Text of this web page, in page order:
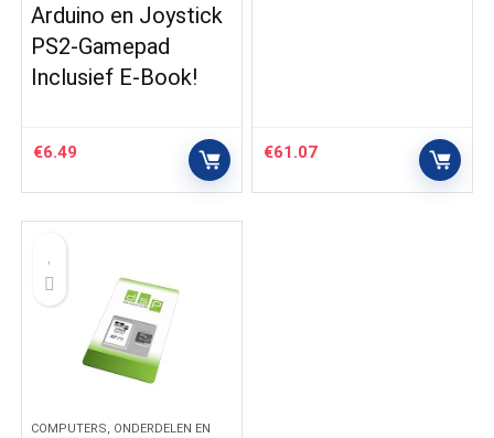
Arduino en Joystick
PS2-Gamepad
Inclusief E-Book!
€6.49 €61.07
COMPUTERS, ONDERDELEN EN